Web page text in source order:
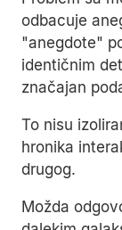
odbacuje
"anegdote"
identičnim
značajan
To nisu
hronika
drugog.
Možda